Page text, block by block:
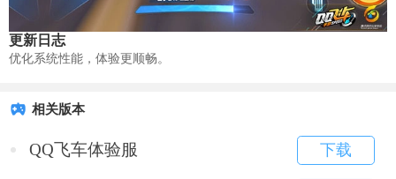
更新日志
优化系统性能，体验更顺畅。
相关版本
QQ飞车体验服 下载